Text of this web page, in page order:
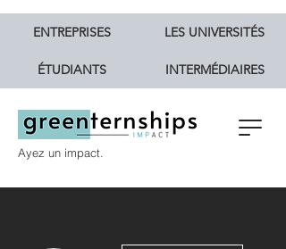
Ayez un impact.
ENTREPRISES LES UNIVERSITÉS
ÉTUDIANTS INTERMÉDIAIRES